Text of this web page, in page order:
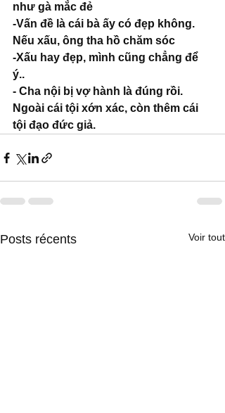
như gà mắc đẻ
-Vấn đề là cái bà ấy có đẹp không.
Nếu xấu, ông tha hồ chăm sóc
-Xấu hay đẹp, mình cũng chẳng để
ý..
- Cha nội bị vợ hành là đúng rồi.
Ngoài cái tội xớn xác, còn thêm cái
tội đạo đức giả.
Posts récents Voir tout